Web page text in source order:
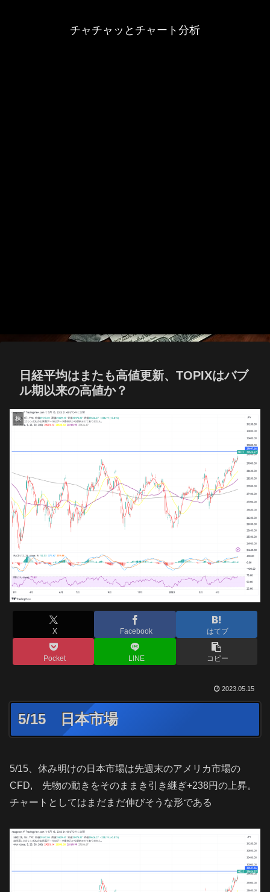
チャチャッとチャート分析
日経平均はまたも高値更新、TOPIXはバブ
ル期以来の高値か？
株
X Facebook はてブ
Pocket LINE コピー
2023.05.15
5/15 日本市場
5/15、休み明けの日本市場は先週末のアメリカ市場の
CFD, 先物の動きをそのままき引き継ぎ+238円の上昇。
チャートとしてはまだまだ伸びそうな形である